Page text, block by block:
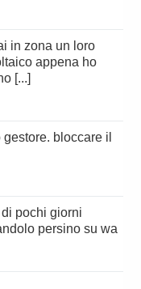
appena ho
[...]
persino su wa